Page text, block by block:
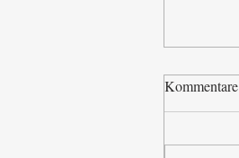
Kommentare